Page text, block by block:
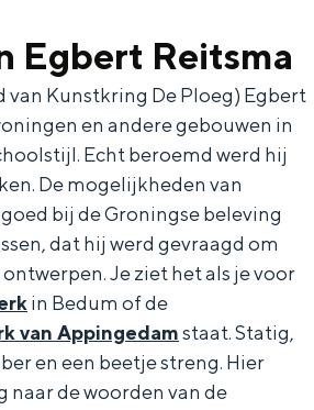
Egbert Reitsma
van Kunstkring De Ploeg) Egbert
en andere gebouwen in
Echt beroemd werd hij
De mogelijkheden van
bij de Groningse beleving
dat hij werd gevraagd om
Je ziet het als je voor
in Bedum of de
van Appingedamstaat. Statig,
en een beetje streng. Hier
naar de woorden van de